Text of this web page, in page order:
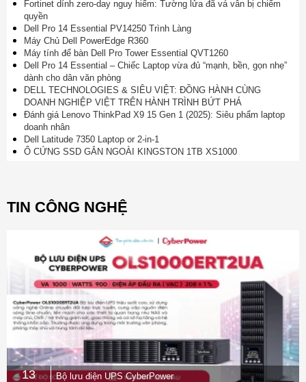
Fortinet dính zero-day nguy hiểm: Tường lửa đã vá vẫn bị chiếm
quyền
Dell Pro 14 Essential PV14250 Trình Làng
Máy Chủ Dell PowerEdge R360
Máy tính để bàn Dell Pro Tower Essential QVT1260
Dell Pro 14 Essential – Chiếc Laptop vừa đủ “mạnh, bền, gọn nhẹ”
dành cho dân văn phòng
DELL TECHNOLOGIES & SIÊU VIỆT: ĐỒNG HÀNH CÙNG
DOANH NGHIỆP VIỆT TRÊN HÀNH TRÌNH BỨT PHÁ
Đánh giá Lenovo ThinkPad X9 15 Gen 1 (2025): Siêu phẩm laptop
doanh nhân
Dell Latitude 7350 Laptop or 2-in-1
Ổ CỨNG SSD GẮN NGOÀI KINGSTON 1TB XS1000
TIN CÔNG NGHỆ
13
Bộ lưu điện UPS CyberPower